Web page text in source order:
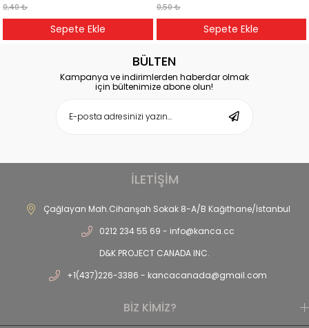
0,40 ₺
Sepete Ekle
0,50 ₺
Sepete Ekle
BÜLTEN
Kampanya ve indirimlerden haberdar olmak
için bültenimize abone olun!
İLETİŞİM
Çağlayan Mah.Cihanşah Sokak 8-A/B Kağıthane/İstanbul
0212 234 55 69 - info@kanca.cc
D&K PROJECT CANADA INC.
+1(437)226-3386 - kancacanada@gmail.com
BİZ KİMİZ?